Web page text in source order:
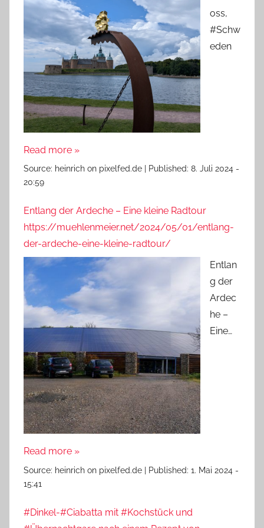
oss,
#Schw
eden
Read more »
Source: heinrich on pixelfed.de Published: 8. Juli 2024 -
20:59
Entlang der Ardeche – Eine kleine Radtour
https://muehlenmeier.net/2024/05/01/entlang-
der-ardeche-eine-kleine-radtour/
Entlan
g der
Ardec
he –
Eine…
Read more »
Source: heinrich on pixelfed.de Published: 1. Mai 2024 -
15:41
#Dinkel-#Ciabatta mit #Kochstück und